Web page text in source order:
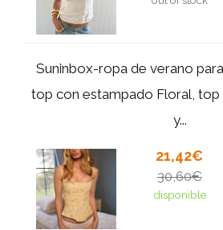
Suninbox-ropa de verano
top con estampado Floral, top
y...
21,42€
30,60€
disponible